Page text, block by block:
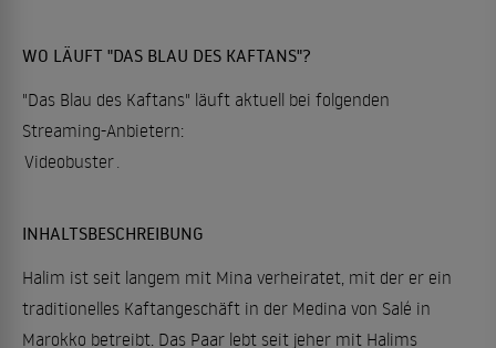
WO LÄUFT "DAS BLAU DES KAFTANS"?
"Das Blau des Kaftans" läuft aktuell bei folgenden
Streaming-Anbietern:
Videobuster.
INHALTSBESCHREIBUNG
Halim ist seit langem mit Mina verheiratet, mit der er ein
traditionelles Kaftangeschäft in der Medina von Salé in
Marokko betreibt. Das Paar lebt seit jeher mit Halims